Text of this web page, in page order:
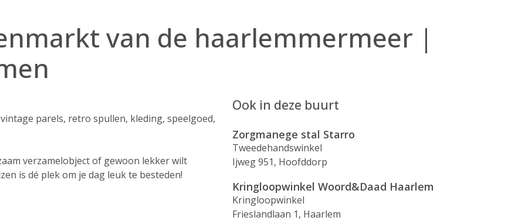
van de haarlemmermeer |
parels, retro spullen, kleding, speelgoed,
verzamelobject of gewoon lekker wilt
is dé plek om je dag leuk te besteden!
Ook in deze buurt
Zorgmanege stal Starro
Tweedehandswinkel
Ijweg 951, Hoofddorp
Kringloopwinkel Woord&Daad Haarlem
Kringloopwinkel
Frieslandlaan 1, Haarlem